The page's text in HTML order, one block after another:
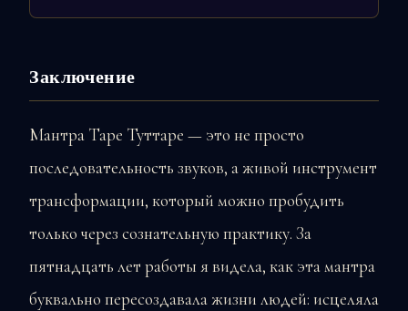
Заключение
Мантра Таре Туттаре — это не просто
последовательность звуков, а живой инструмент
трансформации, который можно пробудить
только через сознательную практику. За
пятнадцать лет работы я видела, как эта мантра
буквально пересоздавала жизни людей: исцеляла